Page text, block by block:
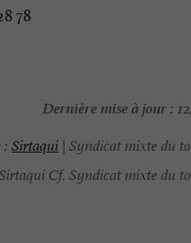
78
Dernière mise à jour :
: Sirtaqui| Syndicat mixte du
Cf. Syndicat mixte du